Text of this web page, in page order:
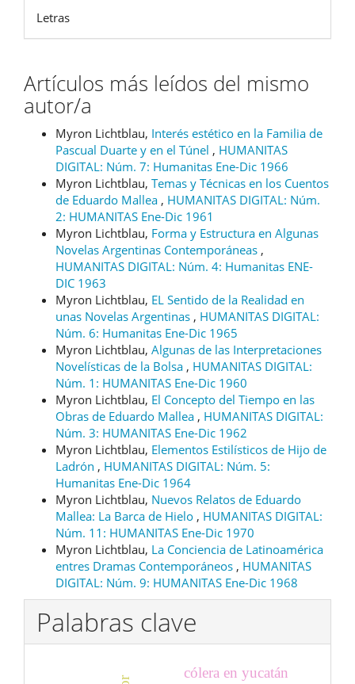
Letras
Artículos más leídos del mismo
autor/a
Myron Lichtblau, Interés estético en la Familia de
Pascual Duarte y en el Túnel , HUMANITAS
DIGITAL: Núm. 7: Humanitas Ene-Dic 1966
Myron Lichtblau, Temas y Técnicas en los Cuentos
de Eduardo Mallea , HUMANITAS DIGITAL: Núm.
2: HUMANITAS Ene-Dic 1961
Myron Lichtblau, Forma y Estructura en Algunas
Novelas Argentinas Contemporáneas ,
HUMANITAS DIGITAL: Núm. 4: Humanitas ENE-
DIC 1963
Myron Lichtblau, EL Sentido de la Realidad en
unas Novelas Argentinas , HUMANITAS DIGITAL:
Núm. 6: Humanitas Ene-Dic 1965
Myron Lichtblau, Algunas de las Interpretaciones
Novelísticas de la Bolsa , HUMANITAS DIGITAL:
Núm. 1: HUMANITAS Ene-Dic 1960
Myron Lichtblau, El Concepto del Tiempo en las
Obras de Eduardo Mallea , HUMANITAS DIGITAL:
Núm. 3: HUMANITAS Ene-Dic 1962
Myron Lichtblau, Elementos Estilísticos de Hijo de
Ladrón , HUMANITAS DIGITAL: Núm. 5:
Humanitas Ene-Dic 1964
Myron Lichtblau, Nuevos Relatos de Eduardo
Mallea: La Barca de Hielo , HUMANITAS DIGITAL:
Núm. 11: HUMANITAS Ene-Dic 1970
Myron Lichtblau, La Conciencia de Latinoamérica
entres Dramas Contemporáneos , HUMANITAS
DIGITAL: Núm. 9: HUMANITAS Ene-Dic 1968
Palabras clave
cólera en yucatán